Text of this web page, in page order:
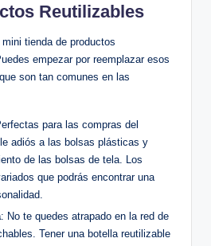
Reutilizables
tienda de productos
empezar por reemplazar esos
son tan comunes en las
para las compras del
adiós a las bolsas plásticas y
de las bolsas de tela. Los
que podrás encontrar una
: No te quedes atrapado en la red de
Tener una botella reutilizable